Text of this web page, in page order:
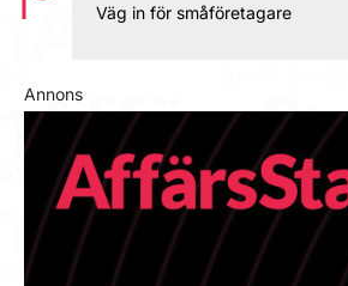
Väg in för småföretagare
Annons